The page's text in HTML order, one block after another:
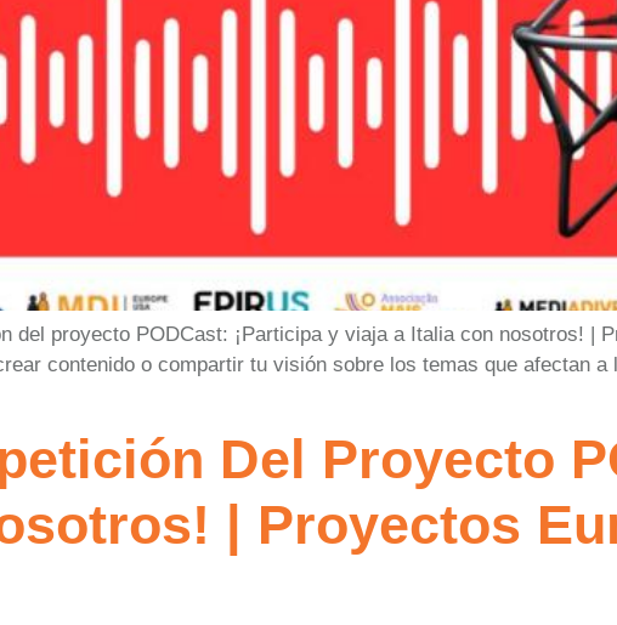
del proyecto PODCast: ¡Participa y viaja a Italia con nosotros! |
contenido o compartir tu visión sobre los temas que afectan a
Del Proyecto
| Proyectos